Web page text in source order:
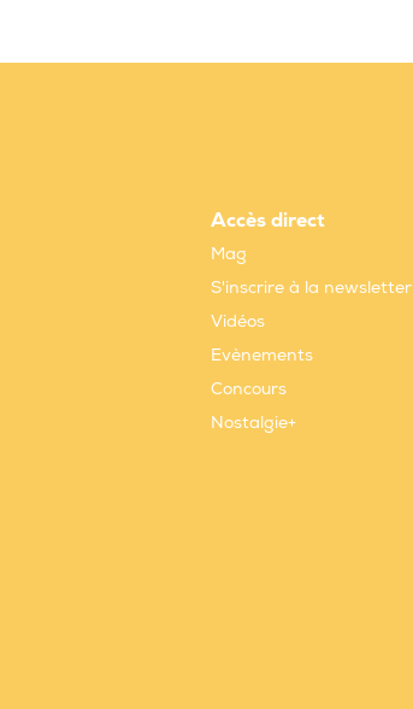
Accès direct
Mag
S'inscrire à la newsletter
Vidéos
Evènements
Concours
Nostalgie+